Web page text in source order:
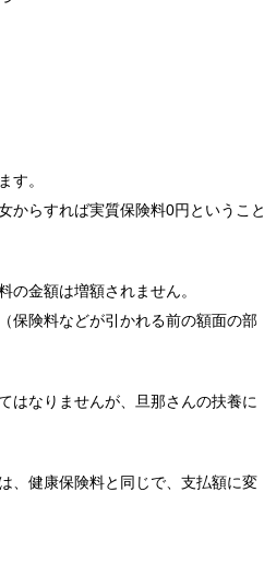
調査によると...
！
はトイレに...
の種類と方法！
十分・数時...
す。
からすれば実質保険料0円ということ
の金額は増額されません。
保険料などが引かれる前の額面の部
はなりませんが、旦那さんの扶養に
、健康保険料と同じで、支払額に変